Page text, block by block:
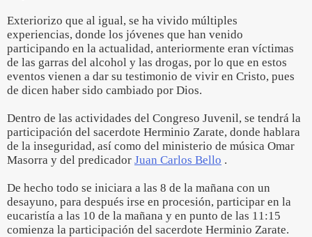
Exteriorizo que al igual, se ha vivido múltiples
experiencias, donde los jóvenes que han venido
participando en la actualidad, anteriormente eran víctimas
de las garras del alcohol y las drogas, por lo que en estos
eventos vienen a dar su testimonio de vivir en Cristo, pues
de dicen haber sido cambiado por Dios.
Dentro de las actividades del Congreso Juvenil, se tendrá la
participación del sacerdote Herminio Zarate, donde hablara
de la inseguridad, así como del ministerio de música Omar
Masorra y del predicador Juan Carlos Bello .
De hecho todo se iniciara a las 8 de la mañana con un
desayuno, para después irse en procesión, participar en la
eucaristía a las 10 de la mañana y en punto de las 11:15
comienza la participación del sacerdote Herminio Zarate.